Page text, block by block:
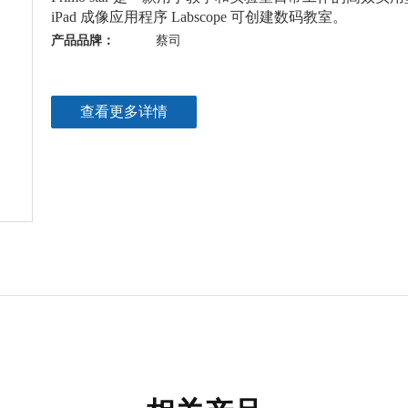
iPad 成像应用程序 Labscope 可创建数码教室。
产品品牌： 蔡司
查看更多详情